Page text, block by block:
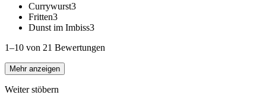
Currywurst3
Fritten3
Dunst im Imbiss3
1–10 von 21 Bewertungen
Mehr anzeigen
Weiter stöbern